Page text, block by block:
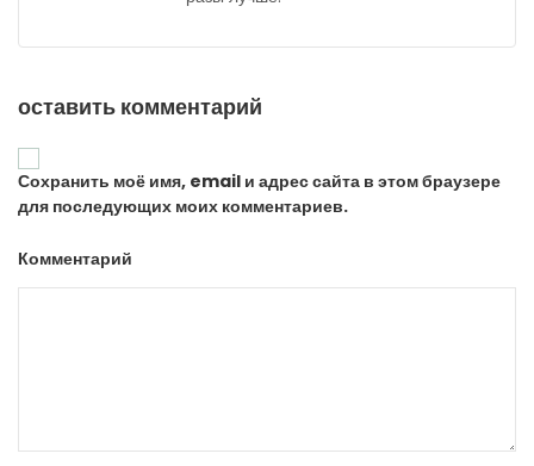
оставить комментарий
Сохранить моё имя, email и адрес сайта в этом браузере
для последующих моих комментариев.
Комментарий